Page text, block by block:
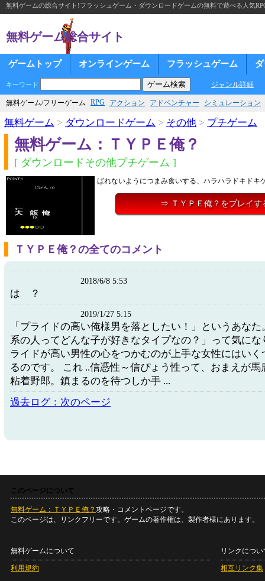
無料ゲームの総合サイト!フラッシュゲーム・ダウンロードゲームの無料で遊べる人気
無料ゲーム総合サイト
ゲームトップ オンラインゲーム フラッシュゲーム
キーワード ジャンル詳細
無料ゲーム/フリーゲーム RPG アクション アドベンチャー シミュレーション
無料ゲーム > ダウンロードゲーム > その他 > プチゲーム
無料ゲーム：ＴＹＰＥ俺？
[ ダウンロードその他プチゲーム ]
ばれないようにつまみ食いする、ハラハラドキドキ
⇒ ＴＹＰＥ俺？をプレイす
ＴＹＰＥ俺？の全てのコメント
2018/6/8 5:53
は ？
2019/1/27 5:15
「プライドの高い俺様男を落としたい！」というあな
系の人ってどんな子が好きなタイプなの？」って気にな
ライドが高い男性の心をつかむのが上手な女性にはいく
るのです。 これ ..信憑性～信ぴょう性って、おまえが馬
粘着野郎。鎮まるのを待つしか手 ...
過去ログ：次のページ
このページについて
無料ゲーム：ＴＹＰＥ俺？ 攻略・コメントページです。
このページは、リンクフリーです。ゲームの著作権は、製作者様にあります。
無料ゲームについて
利用規約
リンクについ
相互リンク集